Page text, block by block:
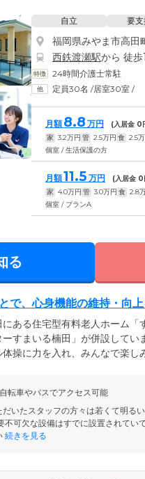
自立 要支
福岡県みやま市高田
西鉄渡瀬駅から 徒
24時間介護士常駐
定員30名 /居室30室 /
月額 8.8 万円 (入居金 0
家 3.2万円 管 2.5万円 食 2.5
個室 / 生活保護の方
月額11.5 万円 (入居金 0
家 4.0万円 管 3.0万円 食 2.8
個室 / プランA
る
で、心身機能の維持・向
ある住宅型有料老人ホーム
すまいる楠田」が併設して
操に力を入れ、みんなで楽し
素の維持・向上が期待でき、ご
転車やバスでアクセス可能
だいたスタッフの方々は若くて明る
不可欠な設備はすでに設置されてい
続きを見る